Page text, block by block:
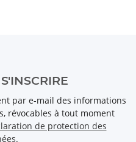
par e-mail des informations
révocables à tout moment
de protection des
.